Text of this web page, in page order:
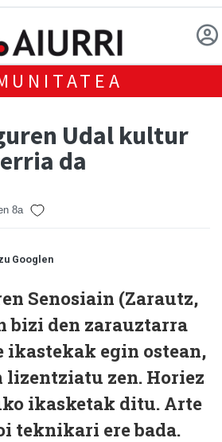
Udal kultur
da
8a
Googlen
Senosiain (Zarautz,
bizi den zarauztarra
ikastekak egin ostean,
zen. Horiez
ikasketak ditu. Arte
teknikari ere bada.